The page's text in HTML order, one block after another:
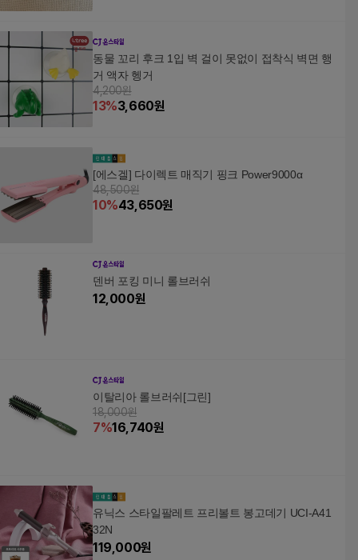
동물 꼬리 후크 1입 벽 걸이 못없이 접착식 벽면 행
거 액자 헹거
4,200원
13%3,660원
[에스겔] 다이렉트 매직기 핑크 Power9000α
48,500원
10%43,650원
덴버 포킹 미니 롤브러쉬
12,000원
이탈리아 롤브러쉬[그린]
18,000원
7%16,740원
유닉스 스타일팔레트 프리볼트 봉고데기 UCI-A41
32N
119,000원